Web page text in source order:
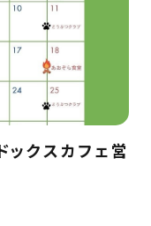
ックスカフェ営